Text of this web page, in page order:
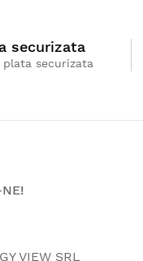
securizata
plata securizata
VIEW SRL